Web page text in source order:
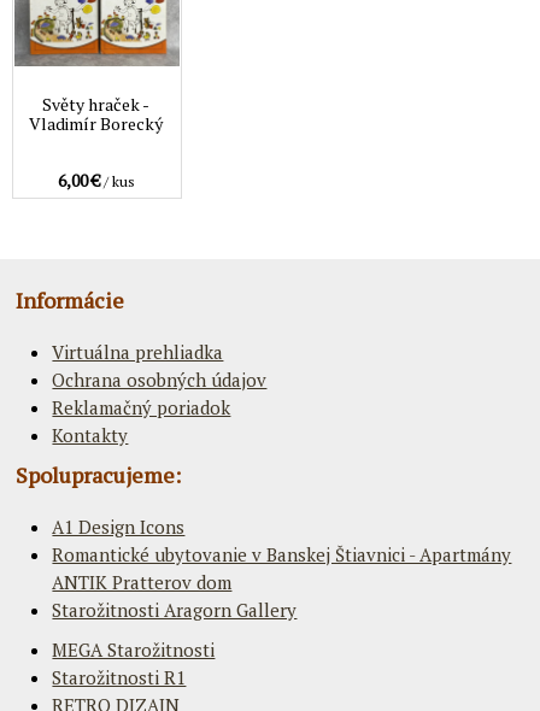
Světy hraček -
Vladimír Borecký
6,00 €/ kus
Informácie
Virtuálna prehliadka
Ochrana osobných údajov
Reklamačný poriadok
Kontakty
Spolupracujeme:
A1 Design Icons
Romantické ubytovanie v Banskej Štiavnici - Apartmány
ANTIK Pratterov dom
Starožitnosti Aragorn Gallery
MEGA Starožitnosti
Starožitnosti R1
RETRO DIZAJN